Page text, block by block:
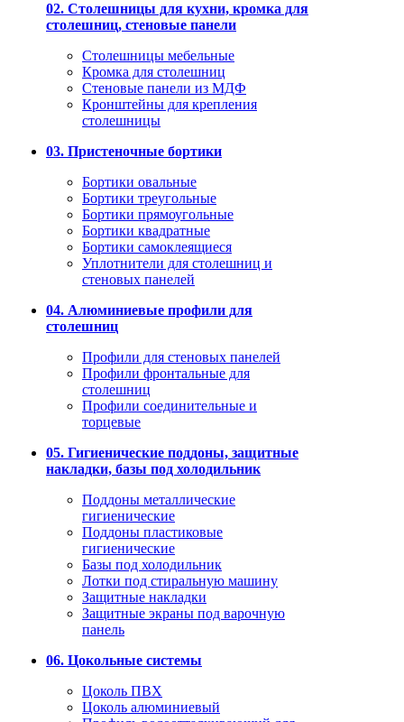
02. Столешницы для кухни, кромка для
столешниц, стеновые панели
Столешницы мебельные
Кромка для столешниц
Стеновые панели из МДФ
Кронштейны для крепления
столешницы
03. Пристеночные бортики
Бортики овальные
Бортики треугольные
Бортики прямоугольные
Бортики квадратные
Бортики самоклеящиеся
Уплотнители для столешниц и
стеновых панелей
04. Алюминиевые профили для
столешниц
Профили для стеновых панелей
Профили фронтальные для
столешниц
Профили соединительные и
торцевые
05. Гигиенические поддоны, защитные
накладки, базы под холодильник
Поддоны металлические
гигиенические
Поддоны пластиковые
гигиенические
Базы под холодильник
Лотки под стиральную машину
Защитные накладки
Защитные экраны под варочную
панель
06. Цокольные системы
Цоколь ПВХ
Цоколь алюминиевый